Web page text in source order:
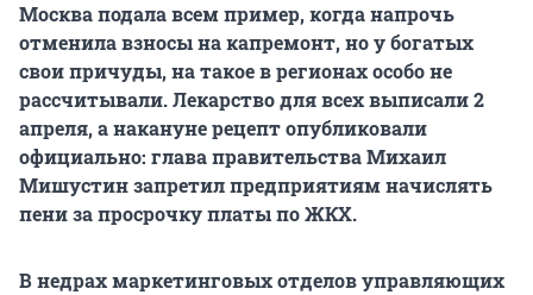
Москва подала всем пример, когда напрочь
отменила взносы на капремонт, но у богатых
свои причуды, на такое в регионах особо не
рассчитывали. Лекарство для всех выписали 2
апреля, а накануне рецепт опубликовали
официально: глава правительства Михаил
Мишустин запретил предприятиям начислять
пени за просрочку платы по ЖКХ.
В недрах маркетинговых отделов управляющих